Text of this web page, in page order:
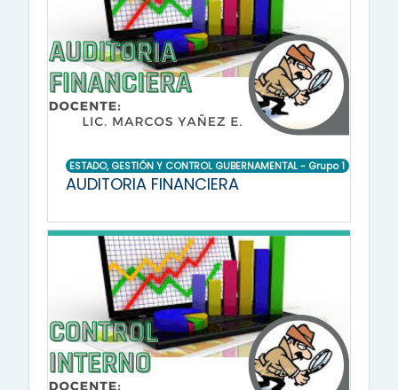
ESTADO, GESTIÓN Y CONTROL GUBERNAMENTAL - Grupo 1
AUDITORIA FINANCIERA